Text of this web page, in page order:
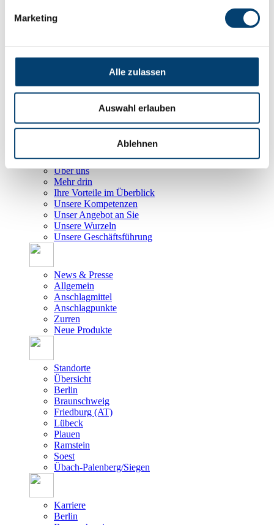
Marketing
Alle zulassen
Auswahl erlauben
Ablehnen
Die richtige Auslegung
Ihre Vorteile
Prüfung, Dokumentation und Zertifizierung
Unternehmen
Über uns
Mehr drin
Ihre Vorteile im Überblick
Unsere Kompetenzen
Unser Angebot an Sie
Unsere Wurzeln
Unsere Geschäftsführung
News & Presse
Allgemein
Anschlagmittel
Anschlagpunkte
Zurren
Neue Produkte
Standorte
Übersicht
Berlin
Braunschweig
Friedburg (AT)
Lübeck
Plauen
Ramstein
Soest
Übach-Palenberg/Siegen
Karriere
Berlin